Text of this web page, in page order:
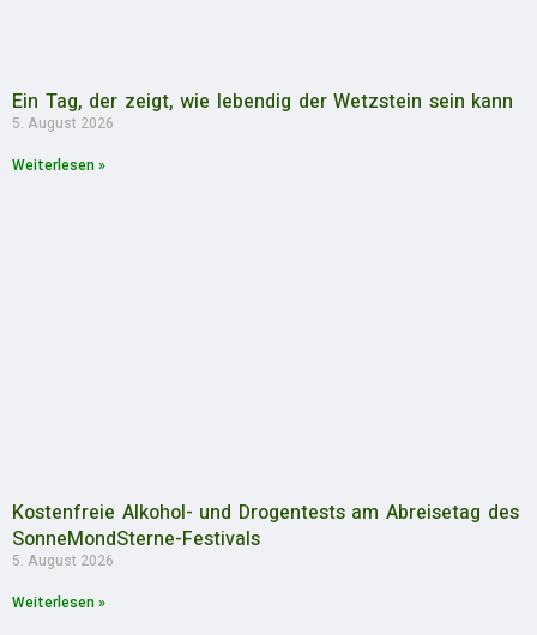
Ein Tag, der zeigt, wie lebendig der Wetzstein sein kann
5. August 2026
Weiterlesen »
Kostenfreie Alkohol- und Drogentests am Abreisetag des
SonneMondSterne-Festivals
5. August 2026
Weiterlesen »